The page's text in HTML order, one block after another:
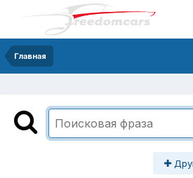
Главная